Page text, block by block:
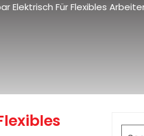
Elektrisch Für Flexibles